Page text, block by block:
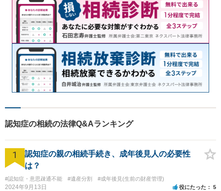
認知症の相続の法律Q&Aランキング
1
認知症の親の相続手続き、成年後見人の必要性
は？
#認知症・意思疎通不能 #遺産分割 #成年後見(生前の財産管理)
2024年9月13日 役にたった 5